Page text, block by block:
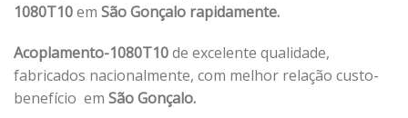
1080T10em São Gonçalo rapidamente.
Acoplamento-1080T10de excelente qualidade,
fabricados nacionalmente, com melhor relação custo-
benefício em São Gonçalo.